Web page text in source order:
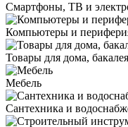
Смартфоны, ТВ и
Компьютеры и
Товары для дома, бакалея
Мебель
Сантехника и